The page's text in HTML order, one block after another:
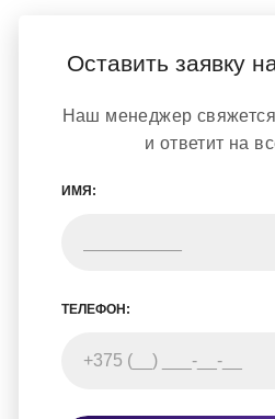
Оставить заявку
Наш менеджер
и ответит на
ИМЯ:
ТЕЛЕФОН: